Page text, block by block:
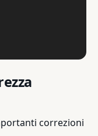
correzioni